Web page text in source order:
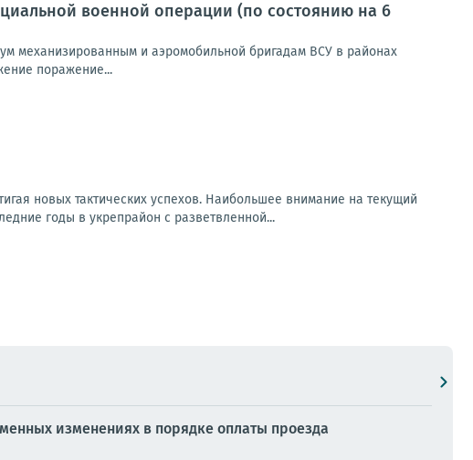
военной операции (по состоянию на 6
механизированным и аэромобильной бригадам ВСУ в районах
поражение...
новых тактических успехов. Наибольшее внимание на текущий
годы в укрепрайон с разветвленной...
изменениях в порядке оплаты проезда